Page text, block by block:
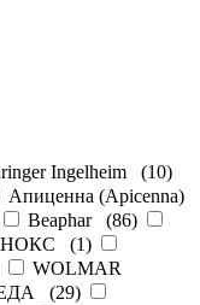
Ingelheim (10)
Апиценна (Apicenna)
Beaphar(86)
(1)
WOLMAR
(29)